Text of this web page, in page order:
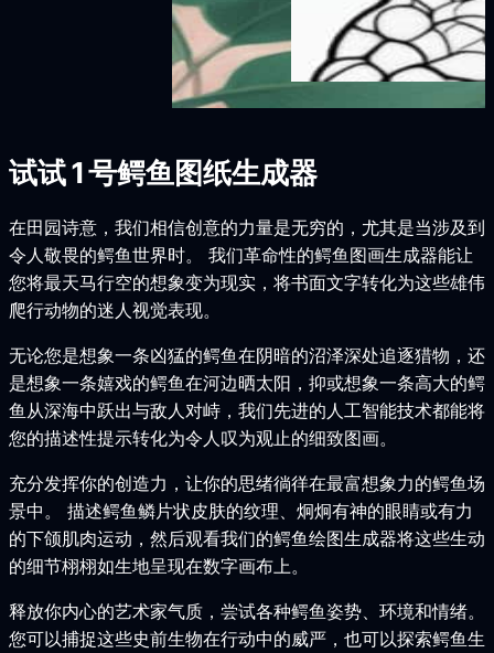
试试 1 号鳄鱼图纸生成器
在田园诗意，我们相信创意的力量是无穷的，尤其是当涉及到
令人敬畏的鳄鱼世界时。 我们革命性的鳄鱼图画生成器能让
您将最天马行空的想象变为现实，将书面文字转化为这些雄伟
爬行动物的迷人视觉表现。
无论您是想象一条凶猛的鳄鱼在阴暗的沼泽深处追逐猎物，还
是想象一条嬉戏的鳄鱼在河边晒太阳，抑或想象一条高大的鳄
鱼从深海中跃出与敌人对峙，我们先进的人工智能技术都能将
您的描述性提示转化为令人叹为观止的细致图画。
充分发挥你的创造力，让你的思绪徜徉在最富想象力的鳄鱼场
景中。 描述鳄鱼鳞片状皮肤的纹理、炯炯有神的眼睛或有力
的下颌肌肉运动，然后观看我们的鳄鱼绘图生成器将这些生动
的细节栩栩如生地呈现在数字画布上。
释放你内心的艺术家气质，尝试各种鳄鱼姿势、环境和情绪。
您可以捕捉这些史前生物在行动中的威严，也可以探索鳄鱼生